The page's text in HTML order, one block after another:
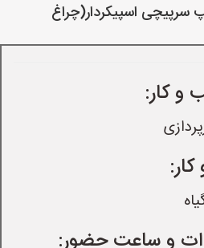
سرپیچی اسپیکردار(چراغ
و کار:
و ساعت حضور: